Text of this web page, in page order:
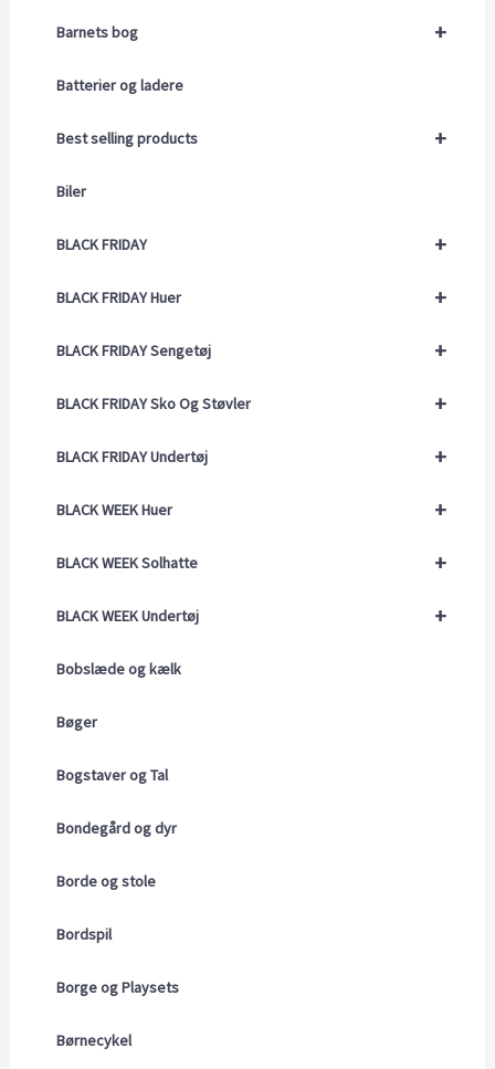
+
Barnets bog
Batterier og ladere
+
Best selling products
Biler
+
BLACK FRIDAY
+
BLACK FRIDAY Huer
+
BLACK FRIDAY Sengetøj
+
BLACK FRIDAY Sko Og Støvler
+
BLACK FRIDAY Undertøj
+
BLACK WEEK Huer
+
BLACK WEEK Solhatte
+
BLACK WEEK Undertøj
Bobslæde og kælk
Bøger
Bogstaver og Tal
Bondegård og dyr
Borde og stole
Bordspil
Borge og Playsets
Børnecykel